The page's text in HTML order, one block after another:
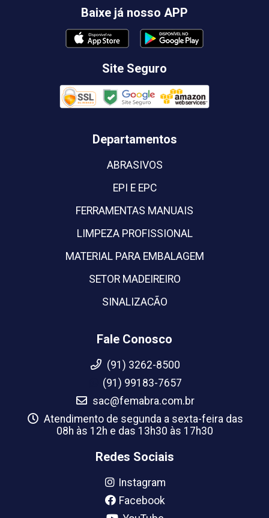
Baixe já nosso APP
Site Seguro
Departamentos
ABRASIVOS
EPI E EPC
FERRAMENTAS MANUAIS
LIMPEZA PROFISSIONAL
MATERIAL PARA EMBALAGEM
SETOR MADEIREIRO
SINALIZACÃO
Fale Conosco
(91) 3262-8500
(91) 99183-7657
sac@femabra.com.br
Atendimento de segunda a sexta-feira das
08h às 12h e das 13h30 às 17h30
Redes Sociais
Instagram
Facebook